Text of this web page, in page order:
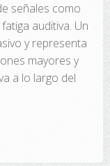
señales como
auditiva. Un
y representa
mayores y
a lo largo del